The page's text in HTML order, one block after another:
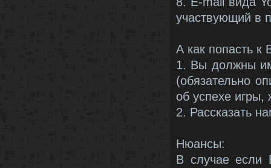
участвующий в
А как попасть
1. Вы должны
(обязательно
об успехе игры,
2. Рассказать
Нюансы:
В случае если